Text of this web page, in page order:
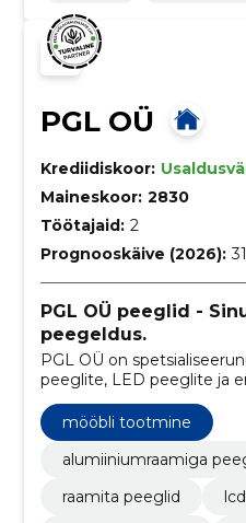
PGL OÜ
Krediidiskoor:
Maineskoor: 2830
Töötajaid: 2
Prognooskäive (2026):
PGL OÜ peeglid -
peegeldus.
PGL OÜ on
peeglite, LED peeglite ja
peeglite pakkumisele,
peegellahendusi
ja stiilides.
mööbli tootmine
alumiiniumraamiga
raamita peeglid